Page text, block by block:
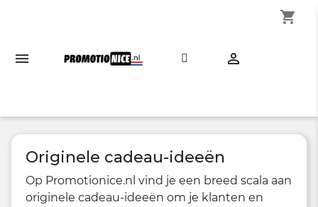

shopping_cart
Originele cadeau-ideeën
Op Promotionice.nl vind je een breed scala aan
originele cadeau-ideeën om je klanten en